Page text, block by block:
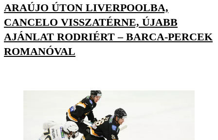
ARAÚJO ÚTON LIVERPOOLBA,
CANCELO VISSZATÉRNE, ÚJABB
AJÁNLAT RODRIÉRT – BARCA-PERCEK
ROMANÓVAL